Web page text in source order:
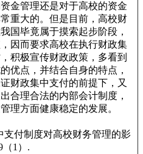
金管理还是对于高校的资金
重大的。但是目前，高校财
国毕竟属于摸索起步阶段，
因而要求高校在执行财政集
积极宣传财政政策，多看到
优点，并结合自身的特点，
财政集中支付的前提下，又
合理合法的内部会计制度，
理方面健康稳定的发展。
支付制度对高校财务管理的影
（1）.